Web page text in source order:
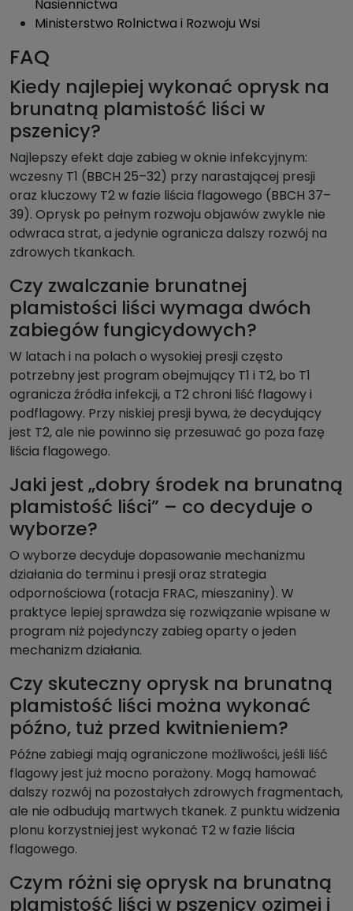
Nasiennictwa
Ministerstwo Rolnictwa i Rozwoju Wsi
FAQ
Kiedy najlepiej wykonać oprysk na
brunatną plamistość liści w
pszenicy?
Najlepszy efekt daje zabieg w oknie infekcyjnym:
wczesny T1 (BBCH 25–32) przy narastającej presji
oraz kluczowy T2 w fazie liścia flagowego (BBCH 37–
39). Oprysk po pełnym rozwoju objawów zwykle nie
odwraca strat, a jedynie ogranicza dalszy rozwój na
zdrowych tkankach.
Czy zwalczanie brunatnej
plamistości liści wymaga dwóch
zabiegów fungicydowych?
W latach i na polach o wysokiej presji często
potrzebny jest program obejmujący T1 i T2, bo T1
ogranicza źródła infekcji, a T2 chroni liść flagowy i
podflagowy. Przy niskiej presji bywa, że decydujący
jest T2, ale nie powinno się przesuwać go poza fazę
liścia flagowego.
Jaki jest „dobry środek na brunatną
plamistość liści” – co decyduje o
wyborze?
O wyborze decyduje dopasowanie mechanizmu
działania do terminu i presji oraz strategia
odpornościowa (rotacja FRAC, mieszaniny). W
praktyce lepiej sprawdza się rozwiązanie wpisane w
program niż pojedynczy zabieg oparty o jeden
mechanizm działania.
Czy skuteczny oprysk na brunatną
plamistość liści można wykonać
późno, tuż przed kwitnieniem?
Późne zabiegi mają ograniczone możliwości, jeśli liść
flagowy jest już mocno porażony. Mogą hamować
dalszy rozwój na pozostałych zdrowych fragmentach,
ale nie odbudują martwych tkanek. Z punktu widzenia
plonu korzystniej jest wykonać T2 w fazie liścia
flagowego.
Czym różni się oprysk na brunatną
plamistość liści w pszenicy ozimej i